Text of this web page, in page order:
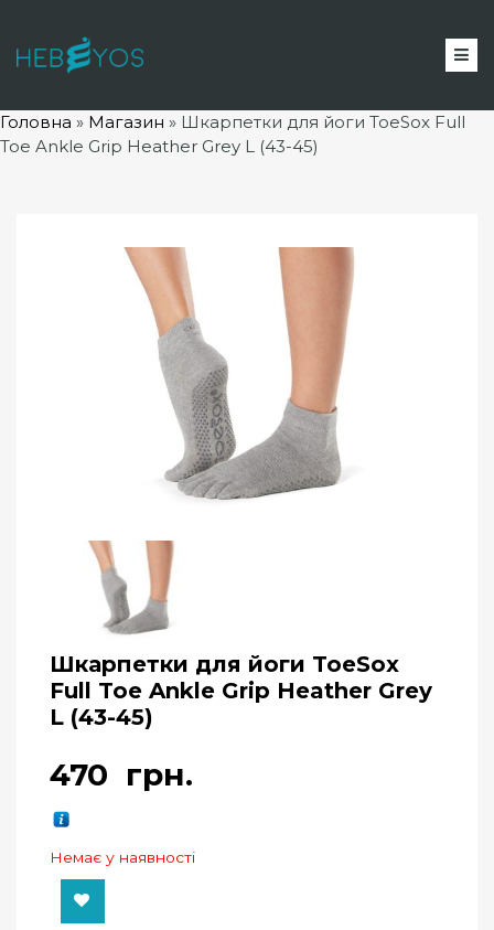
Головна » Магазин » Шкарпетки для йоги ToeSox Full
Toe Ankle Grip Heather Grey L (43-45)
Шкарпетки для йоги ToeSox
Full Toe Ankle Grip Heather Grey
L (43-45)
470 грн.
Немає у наявності